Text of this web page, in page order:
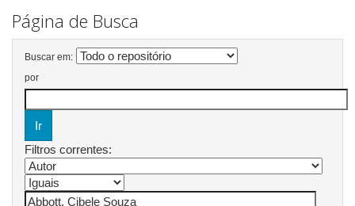
Página de Busca
Buscar em:
por
Filtros correntes: